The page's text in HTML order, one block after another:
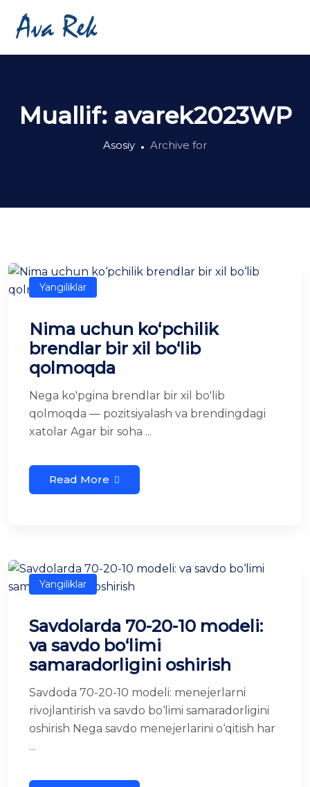
Muallif: avarek2023WP
Asosiy Archive for
Yangiliklar
Nima uchun ko‘pchilik
brendlar bir xil bo‘lib
qolmoqda
Nega ko'pgina brendlar bir xil bo'lib
qolmoqda — pozitsiyalash va brendingdagi
xatolar Agar bir soha ...
Read More
Yangiliklar
Savdolarda 70-20-10 modeli:
va savdo bo‘limi
samaradorligini oshirish
Savdoda 70-20-10 modeli: menejerlarni
rivojlantirish va savdo bo‘limi samaradorligini
oshirish Nega savdo menejerlarini o‘qitish har
...